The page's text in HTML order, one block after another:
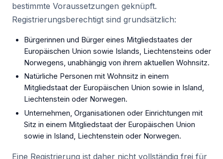
bestimmte Voraussetzungen geknüpft.
Registrierungsberechtigt sind grundsätzlich:
Bürgerinnen und Bürger eines Mitgliedstaates der
Europäischen Union sowie Islands, Liechtensteins oder
Norwegens, unabhängig von ihrem aktuellen Wohnsitz.
Natürliche Personen mit Wohnsitz in einem
Mitgliedstaat der Europäischen Union sowie in Island,
Liechtenstein oder Norwegen.
Unternehmen, Organisationen oder Einrichtungen mit
Sitz in einem Mitgliedstaat der Europäischen Union
sowie in Island, Liechtenstein oder Norwegen.
Eine Registrierung ist daher nicht vollständig frei für